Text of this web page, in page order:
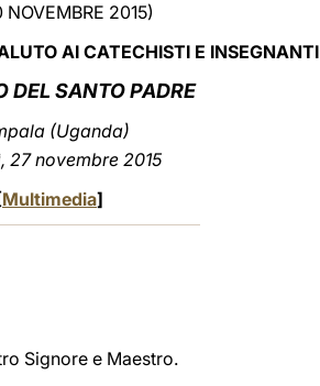
2015)
AI CATECHISTI E INSEGNANTI
DEL SANTO PADRE
(Uganda)
27 novembre 2015
[Multimedia]
Signore e Maestro.